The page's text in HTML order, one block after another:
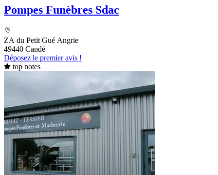
Pompes Funèbres Sdac
ZA du Petit Gué Angrie
49440 Candé
Déposez le premier avis !
top notes